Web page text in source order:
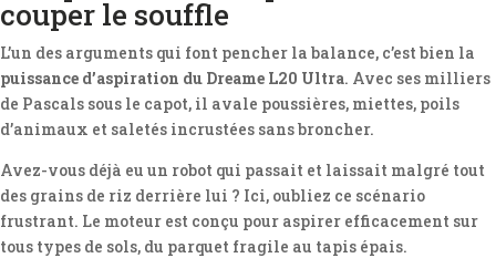
couper le souffle
L’un des arguments qui font pencher la balance, c’est bien la
puissance d’aspiration du Dreame L20 Ultra. Avec ses milliers
de Pascals sous le capot, il avale poussières, miettes, poils
d’animaux et saletés incrustées sans broncher.
Avez-vous déjà eu un robot qui passait et laissait malgré tout
des grains de riz derrière lui ? Ici, oubliez ce scénario
frustrant. Le moteur est conçu pour aspirer efficacement sur
tous types de sols, du parquet fragile au tapis épais.